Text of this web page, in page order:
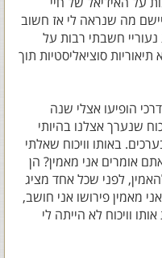
מה שנראה לי אז חשוב
נעוריי חשבתי רבות על
סוציאליסטיות תוך
הופיעו אצלי שנה
שנערך אצלנו בהיותי
באותו וויכוח שאלתי
אומרים אני מאמין? הן
לפני שכל אחד מציג
מאמין פירושו אני חושב,
וויכוח לא הייתה לי